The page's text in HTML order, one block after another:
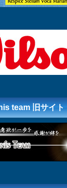
team 旧サイト